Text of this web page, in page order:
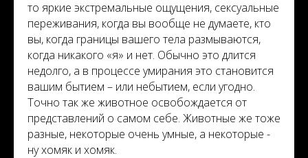
то яркие экстремальные ощущения, сексуальные
переживания, когда вы вообще не думаете, кто
вы, когда границы вашего тела размываются,
когда никакого «я» и нет. Обычно это длится
недолго, а в процессе умирания это становится
вашим бытием – или небытием, если угодно.
Точно так же животное освобождается от
представлений о самом себе. Животные же тоже
разные, некоторые очень умные, а некоторые -
ну хомяк и хомяк.